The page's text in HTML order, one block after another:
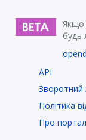
Якщо
будь
API
Зворотний
Політика
Про портал